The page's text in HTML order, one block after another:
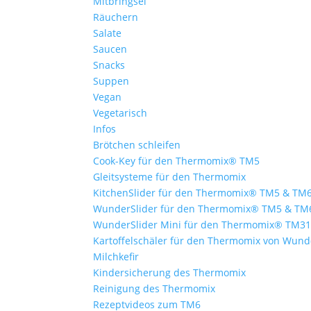
Räuchern
Salate
Saucen
Snacks
Suppen
Vegan
Vegetarisch
Infos
Brötchen schleifen
Cook-Key für den Thermomix® TM5
Gleitsysteme für den Thermomix
KitchenSlider für den Thermomix® TM5 &
WunderSlider für den Thermomix® TM5 &
WunderSlider Mini für den Thermomix® TM31
Kartoffelschäler für den Thermomix von
Milchkefir
Kindersicherung des Thermomix
Reinigung des Thermomix
Rezeptvideos zum TM6